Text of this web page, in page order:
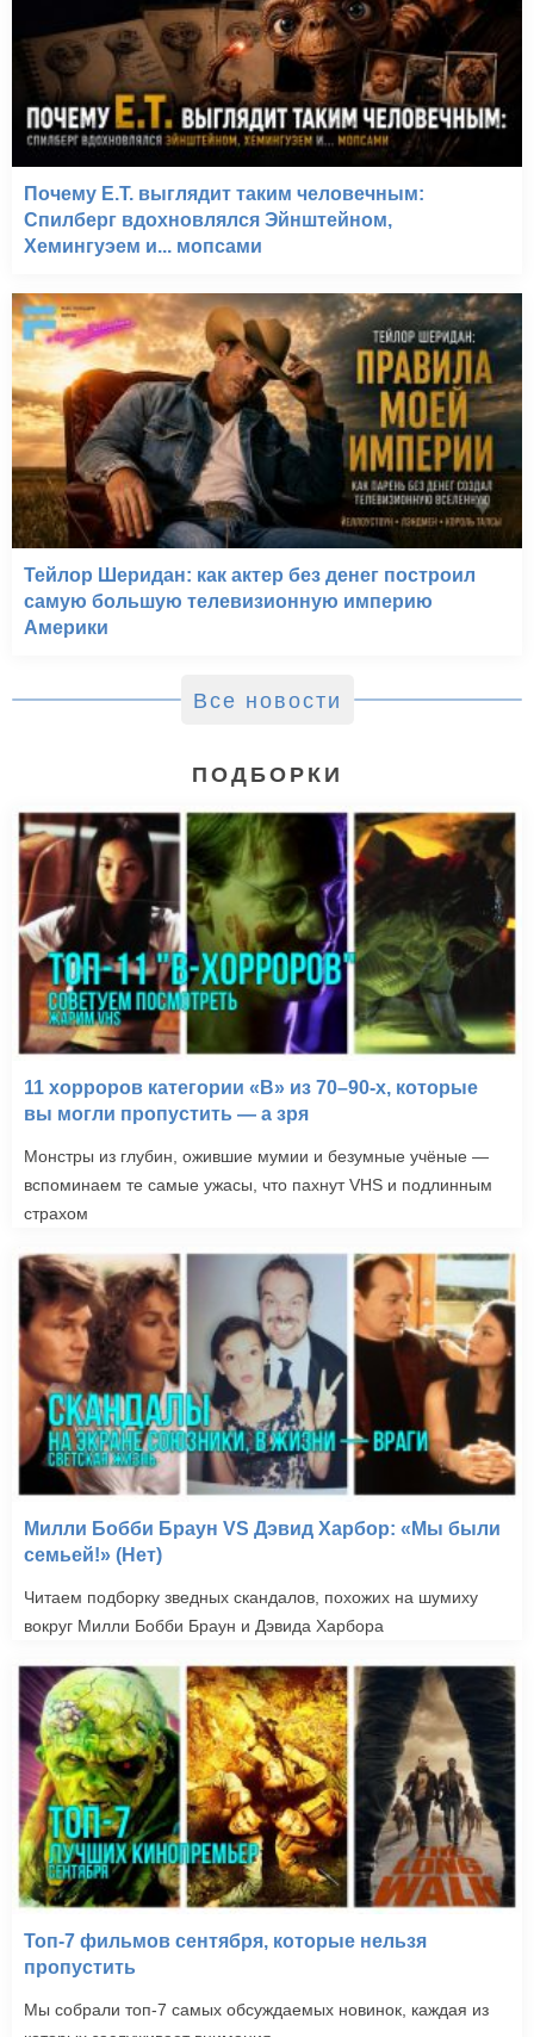
Почему E.T. выглядит таким человечным:
Спилберг вдохновлялся Эйнштейном,
Хемингуэем и... мопсами
Тейлор Шеридан: как актер без денег построил
самую большую телевизионную империю
Америки
Все новости
ПОДБОРКИ
11 хорроров категории «B» из 70–90-х, которые
вы могли пропустить — а зря
Монстры из глубин, ожившие мумии и безумные учёные —
вспоминаем те самые ужасы, что пахнут VHS и подлинным
страхом
Милли Бобби Браун VS Дэвид Харбор: «Мы были
семьей!» (Нет)
Читаем подборку зведных скандалов, похожих на шумиху
вокруг Милли Бобби Браун и Дэвида Харбора
Топ-7 фильмов сентября, которые нельзя
пропустить
Мы собрали топ-7 самых обсуждаемых новинок, каждая из